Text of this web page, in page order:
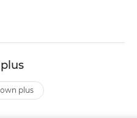
plus